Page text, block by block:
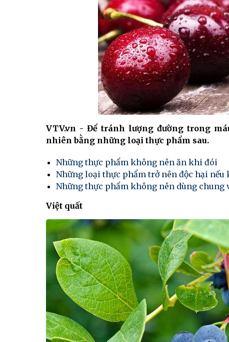
VTV.vn - Để tránh lượng đường trong
nhiên bằng những loại thực phẩm sau.
Những thực phẩm không nên ăn khi đói
Những loại thực phẩm trở nên độc hại nếu
Những thực phẩm không nên dùng chung
Việt quất